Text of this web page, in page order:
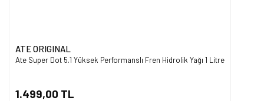
ATE ORIGINAL
Ate Super Dot 5.1 Yüksek Performanslı Fren Hidrolik Yağı 1 Litre
1.499,00 TL